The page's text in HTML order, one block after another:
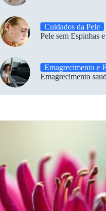
Cuidados da Pele
Pele sem Espinhas
Emagrecimento e
Emagrecimento